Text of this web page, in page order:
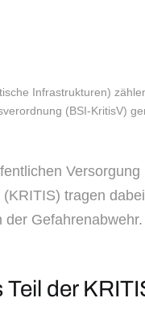
Infrastrukturen)
(BSI-KritisV)
tragen
der
der